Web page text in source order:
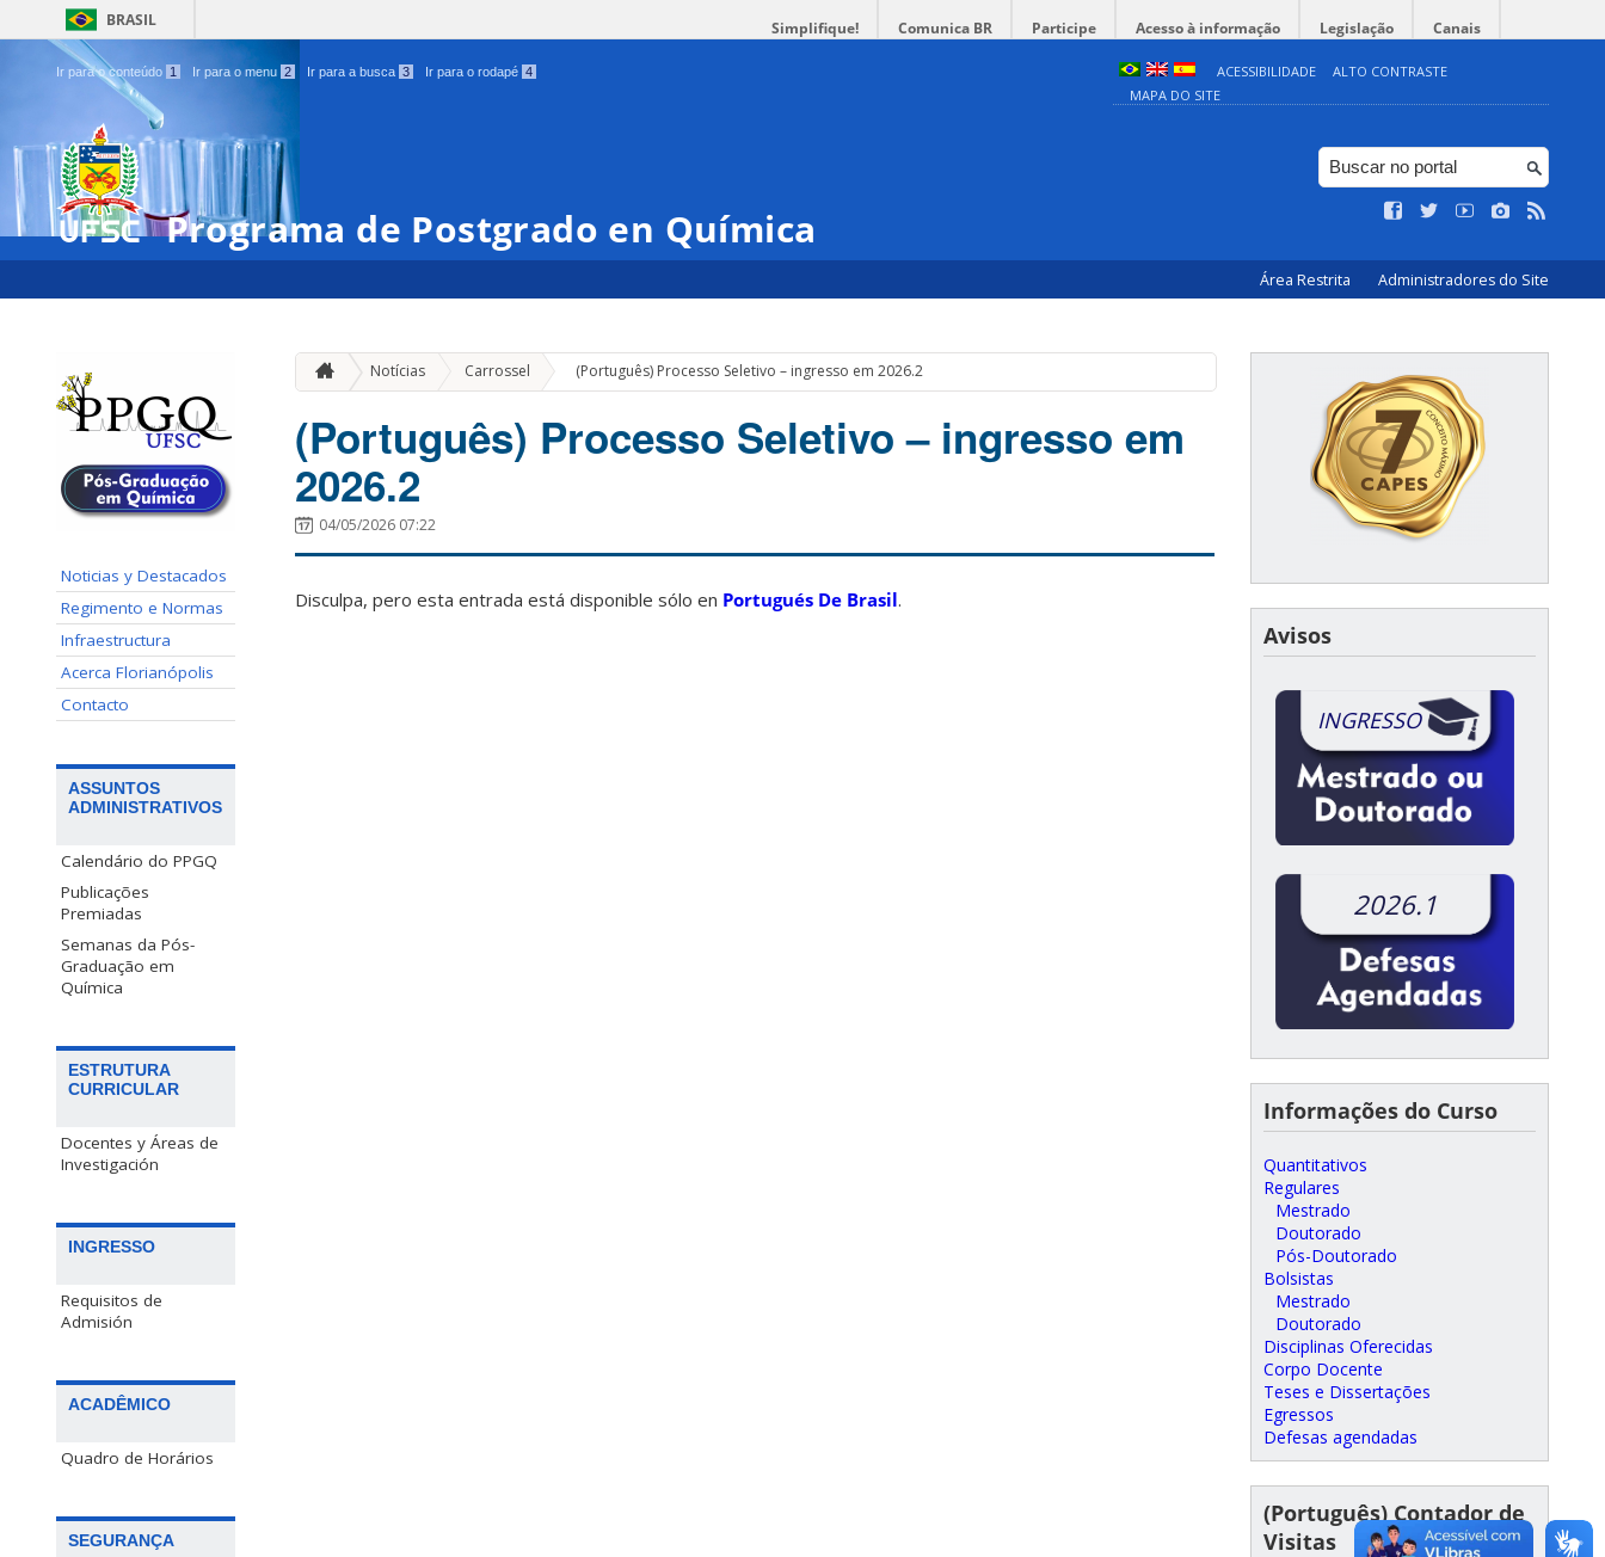
BRASIL Simplifique! Comunica BR Participe Acesso à informação Legislação Canais
Ir para o conteúdo 1 Ir para o menu 2 Ir para a busca 3 Ir para o rodapé 4 ACESSIBILIDADE
ALTO CONTRASTE
MAPA DO SITE
Programa de Postgrado en Química
Área Restrita Administradores do Site
Noticias y Destacados
Regimento e Normas
Infraestructura
Acerca Florianópolis
Contacto
ASSUNTOS
ADMINISTRATIVOS
Calendário do PPGQ
Publicações
Premiadas
Semanas da Pós-
Graduação em
Química
ESTRUTURA
CURRICULAR
Docentes y Áreas de
Investigación
INGRESSO
Requisitos de
Admisión
ACADÊMICO
Quadro de Horários
SEGURANÇA
Notícias Carrossel » (Português) Processo Seletivo – ingresso em 2026.2
(Português) Processo Seletivo – ingresso em
2026.2
04/05/2026 07:22
Disculpa, pero esta entrada está disponible sólo en Portugués De Brasil.
Avisos
INGRESSO
2026.1
Informações do Curso
Quantitativos
Regulares
Mestrado
Doutorado
Pós-Doutorado
Bolsistas
Mestrado
Doutorado
Disciplinas Oferecidas
Corpo Docente
Teses e Dissertações
Egressos
Defesas agendadas
(Português) Contador de
Visitas